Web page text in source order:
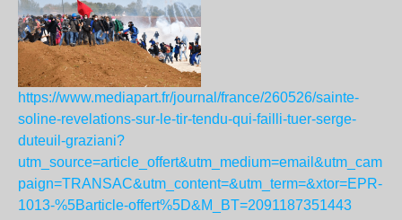
https://www.mediapart.fr/journal/france/260526/sainte-
soline-revelations-sur-le-tir-tendu-qui-failli-tuer-serge-
duteuil-graziani?
utm_source=article_offert&utm_medium=email&utm_cam
paign=TRANSAC&utm_content=&utm_term=&xtor=EPR-
1013-%5Barticle-offert%5D&M_BT=2091187351443